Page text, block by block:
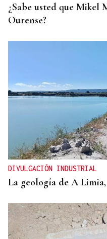
¿Sabe usted que Mikel
Ourense?
DIVULGACIÓN INDUSTRIAL
La geología de A